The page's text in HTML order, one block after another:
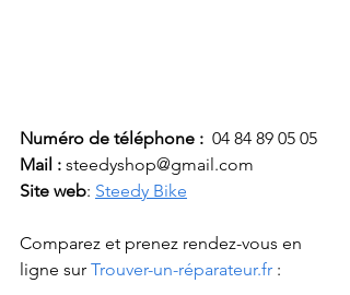
Numéro de téléphone :
  04 84 89 05 05
Mail : steedyshop@gmail.com
Site web: Steedy Bike
Comparez et prenez rendez-vous en
ligne sur Trouver-un-réparateur.fr :